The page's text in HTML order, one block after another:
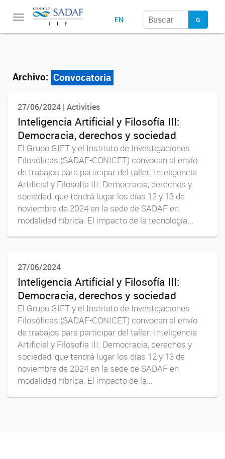
Toggle
EN
Archivo: Convocatoria
27/06/2024 | Activities
Inteligencia Artificial y Filosofía III:
Democracia, derechos y sociedad
El Grupo GIFT y el Instituto de Investigaciones
Filosóficas (SADAF-CONICET) convocan al envío
de trabajos para participar del taller: Inteligencia
Artificial y Filosofía III: Democracia, derechos y
sociedad, que tendrá lugar los días 12 y 13 de
noviembre de 2024 en la sede de SADAF en
modalidad híbrida. El impacto de la tecnología...
27/06/2024
Inteligencia Artificial y Filosofía III:
Democracia, derechos y sociedad
El Grupo GIFT y el Instituto de Investigaciones
Filosóficas (SADAF-CONICET) convocan al envío
de trabajos para participar del taller: Inteligencia
Artificial y Filosofía III: Democracia, derechos y
sociedad, que tendrá lugar los días 12 y 13 de
noviembre de 2024 en la sede de SADAF en
modalidad híbrida. El impacto de la...